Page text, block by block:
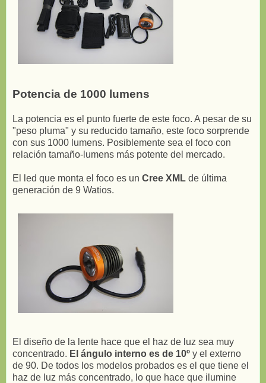
Potencia de 1000 lumens
La potencia es el punto fuerte de este foco. A pesar de su
"peso pluma" y su reducido tamaño, este foco sorprende
con sus 1000 lumens. Posiblemente sea el foco con
relación tamaño-lumens más potente del mercado.
El led que monta el foco es un Cree XML de última
generación de 9 Watios.
El diseño de la lente hace que el haz de luz sea muy
concentrado. El ángulo interno es de 10º y el externo
de 90. De todos los modelos probados es el que tiene el
haz de luz más concentrado, lo que hace que ilumine